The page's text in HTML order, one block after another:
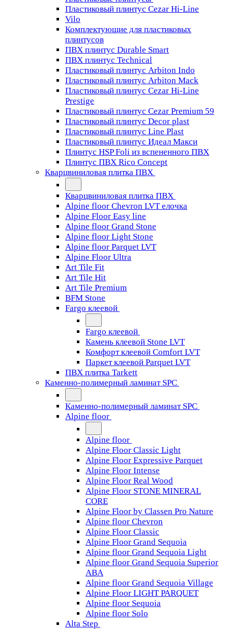
Пластиковый плинтус Cezar Hi-Line
Vilo
Комплектующие для пластиковых
плинтусов
ПВХ плинтус Durable Smart
ПВХ плинтус Technical
Пластиковый плинтус Arbiton Indo
Пластиковый плинтус Arbiton Mack
Пластиковый плинтус Cezar Hi-Line
Prestige
Пластиковый плинтус Cezar Premium 59
Пластиковый плинтус Decor plast
Пластиковый плинтус Line Plast
Пластиковый плинтус Идеал Макси
Плинтус HSP Foli из вспененного ПВХ
Плинтус ПВХ Rico Concept
Кварцвиниловая плитка ПВХ
Кварцвиниловая плитка ПВХ
Alpine floor Chevron LVT елочка
Alpine Floor Easy line
Alpine floor Grand Stone
Alpine floor Light Stone
Alpine floor Parquet LVT
Alpine Floor Ultra
Art Tile Fit
Art Tile Hit
Art Tile Premium
BFM Stone
Fargo клеевой
Fargo клеевой
Камень клеевой Stone LVT
Комфорт клеевой Comfort LVT
Паркет клеевой Parquet LVT
ПВХ плитка Tarkett
Каменно-полимерный ламинат SPC
Каменно-полимерный ламинат SPC
Alpine floor
Alpine floor
Alpine Floor Classic Light
Alpine Floor Expressive Parquet
Alpine Floor Intense
Alpine Floor Real Wood
Alpine Floor STONE MINERAL
CORE
Alpine Floor by Classen Pro Nature
Alpine floor Chevron
Alpine Floor Classic
Alpine Floor Grand Sequoia
Alpine floor Grand Sequoia Light
Alpine floor Grand Sequoia Superior
ABA
Alpine floor Grand Sequoia Village
Alpine Floor LIGHT PARQUET
Alpine floor Sequoia
Alpine floor Solo
Alta Step